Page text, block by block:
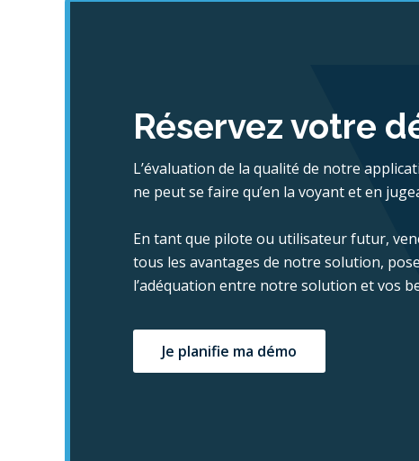
Réservez votre
L’évaluation de la qualité de notre
ne peut se faire qu’en la voyant et en
En tant que pilote ou utilisateur futur,
tous les avantages de notre solution,
l’adéquation entre notre solution et vos
Je planifie ma démo